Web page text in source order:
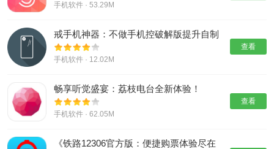
手机软件 · 53.29M
戒手机神器：不做手机控破解版提升自制
力
手机软件 · 12.02M
查看
畅享听觉盛宴：荔枝电台全新体验！
手机软件 · 62.05M
查看
《铁路12306官方版：便捷购票体验尽在